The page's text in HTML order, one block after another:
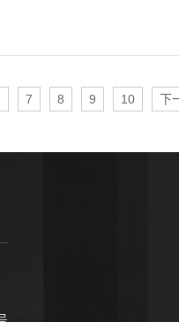
7 8 9 10 下